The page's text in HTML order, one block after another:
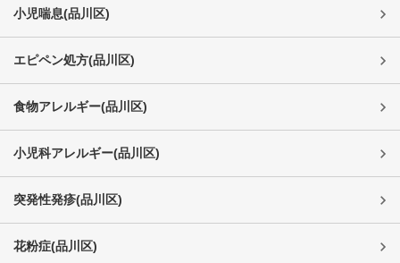
小児喘息(品川区)
エピペン処方(品川区)
食物アレルギー(品川区)
小児科アレルギー(品川区)
突発性発疹(品川区)
花粉症(品川区)